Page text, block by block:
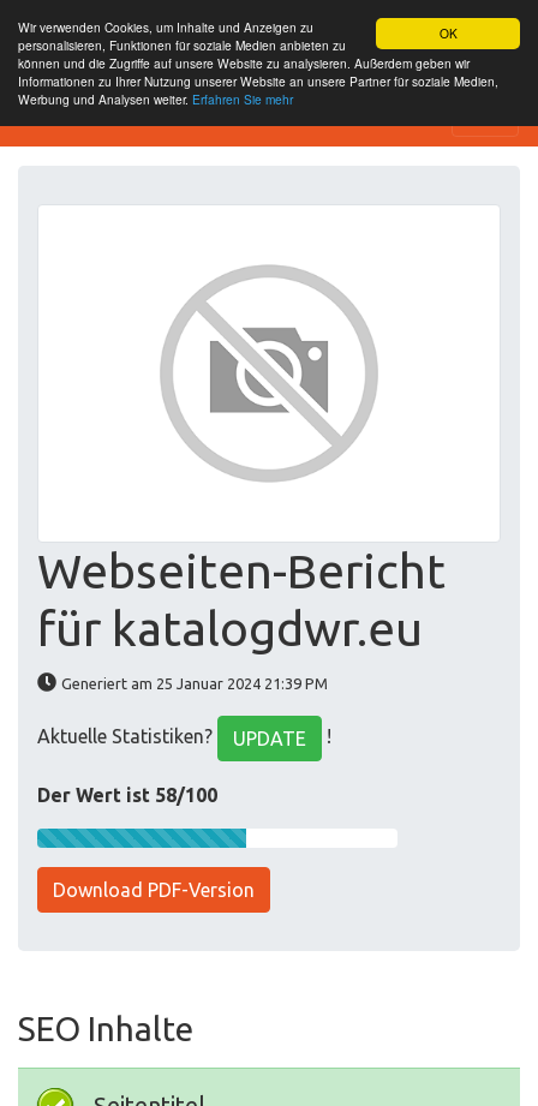
OK
Wir verwenden Cookies, um Inhalte und Anzeigen zu
personalisieren, Funktionen für soziale Medien anbieten zu
können und die Zugriffe auf unsere Website zu analysieren. Außerdem geben wir
Informationen zu Ihrer Nutzung unserer Website an unsere Partner für soziale Medien,
Werbung und Analysen weiter. Erfahren Sie mehr
SEO Analytics
Webseiten-Bericht
für katalogdwr.eu
Generiert am 25 Januar 2024 21:39 PM
Aktuelle Statistiken? UPDATE !
Der Wert ist 58/100
Download PDF-Version
SEO Inhalte